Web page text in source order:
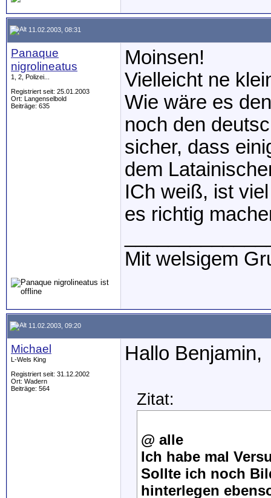
11.02.2003, 08:31
Panaque
nigrolineatus
1, 2, Polizei...
Registriert seit: 25.01.2003
Ort: Langenselbold
Beiträge: 635
Moinsen!
Vielleicht ne
Wie wäre es
noch den
sicher, dass
dem
ICh weiß, ist
es richtig
Mit welsigem
11.02.2003, 09:20
Michael
L-Wels King
Registriert seit: 31.12.2002
Ort: Wadern
Beiträge: 564
Hallo Benjamin,
Zitat:
@ alle
Ich habe mal
Sollte ich noch
hinterlegen